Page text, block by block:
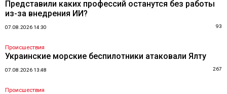
Представили каких профессий останутся без работы
из-за внедрения ИИ?
07.08.2026 14:30 93
Происшествия
Украинские морские беспилотники атаковали Ялту
07.08.2026 13:48 267
Происшествия